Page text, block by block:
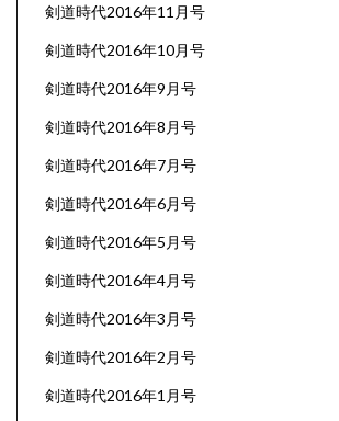
剣道時代2016年11月号
剣道時代2016年10月号
剣道時代2016年9月号
剣道時代2016年8月号
剣道時代2016年7月号
剣道時代2016年6月号
剣道時代2016年5月号
剣道時代2016年4月号
剣道時代2016年3月号
剣道時代2016年2月号
剣道時代2016年1月号